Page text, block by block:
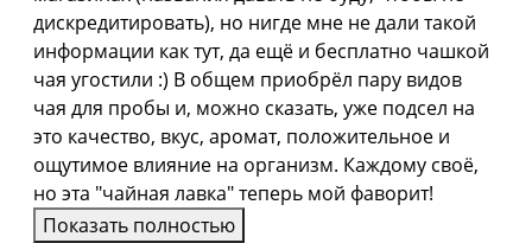
дискредитировать), но нигде мне не дали такой
информации как тут, да ещё и бесплатно чашкой
чая угостили :) В общем приобрёл пару видов
чая для пробы и, можно сказать, уже подсел на
это качество, вкус, аромат, положительное и
ощутимое влияние на организм. Каждому своё,
но эта "чайная лавка" теперь мой фаворит!
Показать полностью